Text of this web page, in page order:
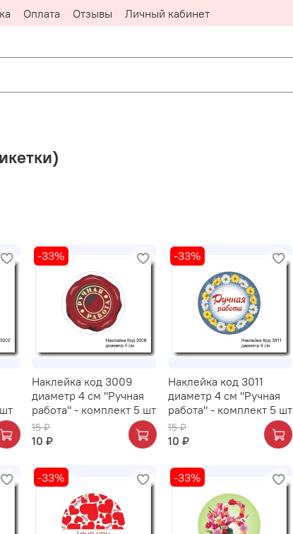
Оплата Отзывы Личный кабинет
-33%
Наклейка код 3009
диаметр 4 см "Ручная
работа" - комплект 5 шт
15 ₽
10 ₽
-33%
Наклейка код 3011
диаметр 4 см "Ручная
работа" - комплект 5 шт
15 ₽
10 ₽
-33% -33%